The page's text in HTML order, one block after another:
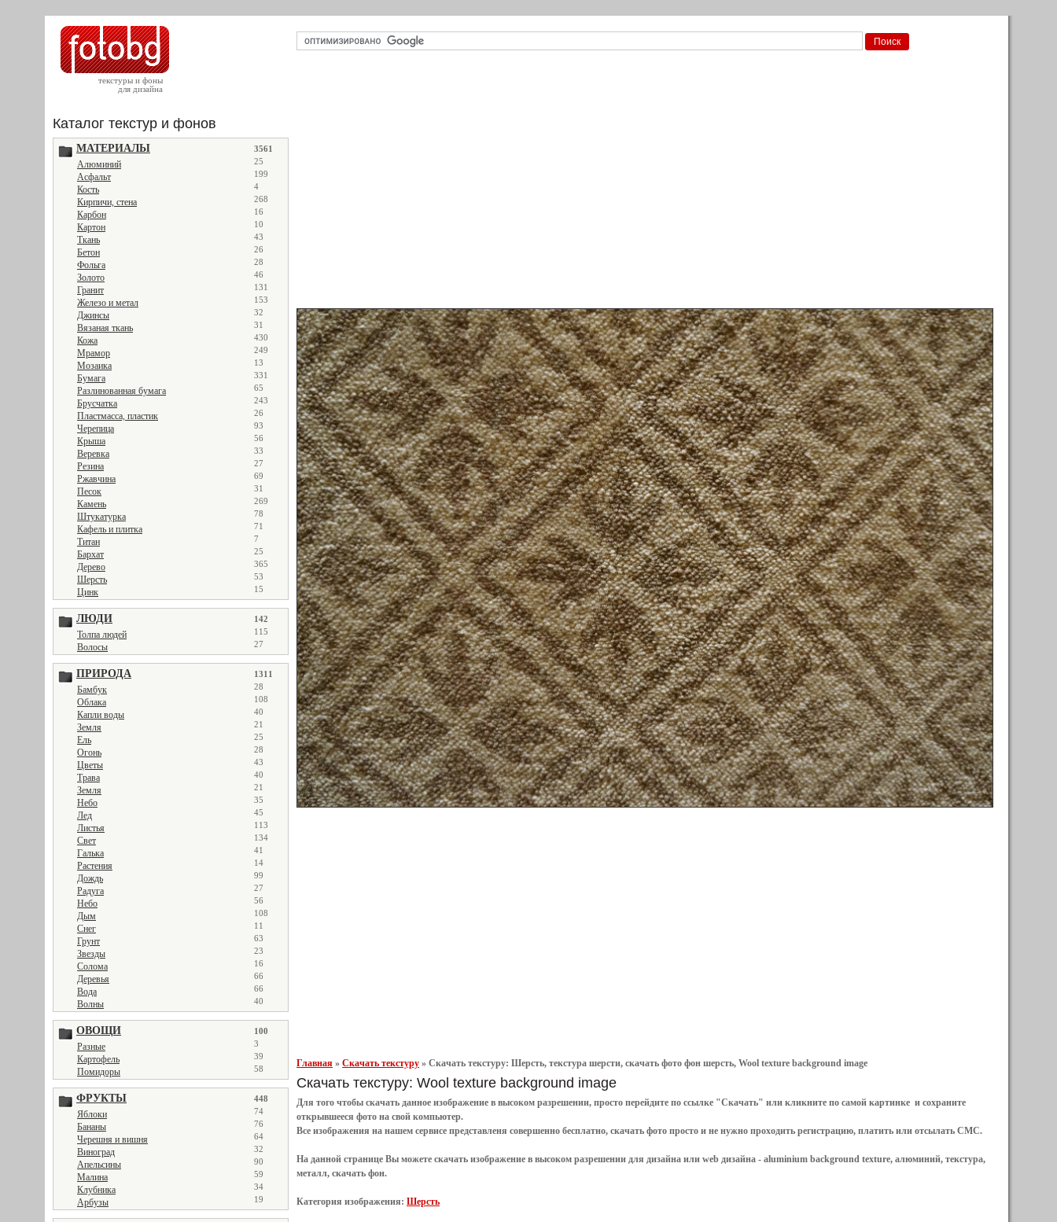
текстуры и фоны
для дизайна
Каталог текстур и фонов
МАТЕРИАЛЫ 3561
Алюминий 25
Асфальт 199
Кость 4
Кирпичи, стена 268
Карбон 16
Картон 10
Ткань 43
Бетон 26
Фольга 28
Золото 46
Гранит 131
Железо и метал 153
Джинсы 32
Вязаная ткань 31
Кожа 430
Мрамор 249
Мозаика 13
Бумага 331
Разлинованная бумага 65
Брусчатка 243
Пластмасса, пластик 26
Черепица 93
Крыша 56
Веревка 33
Резина 27
Ржавчина 69
Песок 31
Камень 269
Штукатурка 78
Кафель и плитка 71
Титан 7
Бархат 25
Дерево 365
Шерсть 53
Цинк 15
ЛЮДИ 142
Толпа людей 115
Волосы 27
ПРИРОДА 1311
Бамбук 28
Облака 108
Капли воды 40
Земля 21
Ель 25
Огонь 28
Цветы 43
Трава 40
Земля 21
Небо 35
Лед 45
Листья 113
Свет 134
Галька 41
Растения 14
Дождь 99
Радуга 27
Небо 56
Дым 108
Снег 11
Грунт 63
Звезды 23
Солома 16
Деревья 66
Вода 66
Волны 40
ОВОЩИ 100
Разные 3
Картофель 39
Помидоры 58
ФРУКТЫ 448
Яблоки 74
Бананы 76
Черешня и вишня 64
Виноград 32
Апельсины 90
Малина 59
Клубника 34
Арбузы 19
Главная » Скачать текстуру » Скачать текстуру: Шерсть, текстура шерсти, скачать фото фон шерсть, Wool texture background image
Скачать текстуру: Wool texture background image
Для того чтобы скачать данное изображение в высоком разрешении, просто перейдите по ссылке "Скачать" или кликните по самой картинке и сохраните
открывшееся фото на свой компьютер.
Все изображения на нашем сервисе представленя совершенно бесплатно, скачать фото просто и не нужно проходить регистрацию, платить или отсылать СМС.
На данной странице Вы можете скачать изображение в высоком разрешении для дизайна или web дизайна - aluminium background texture, алюминий, текстура,
металл, скачать фон.
Категория изображения: Шерсть